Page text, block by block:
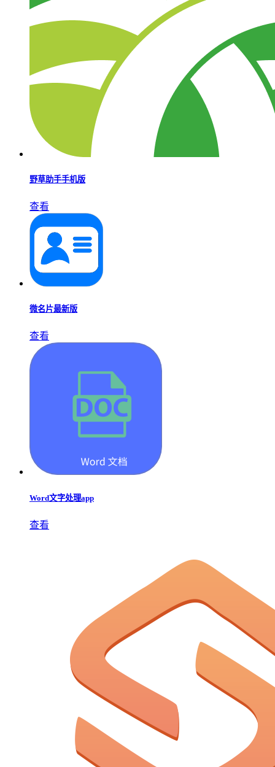
野草助手手机版
查看
微名片最新版
查看
Word文字处理app
查看